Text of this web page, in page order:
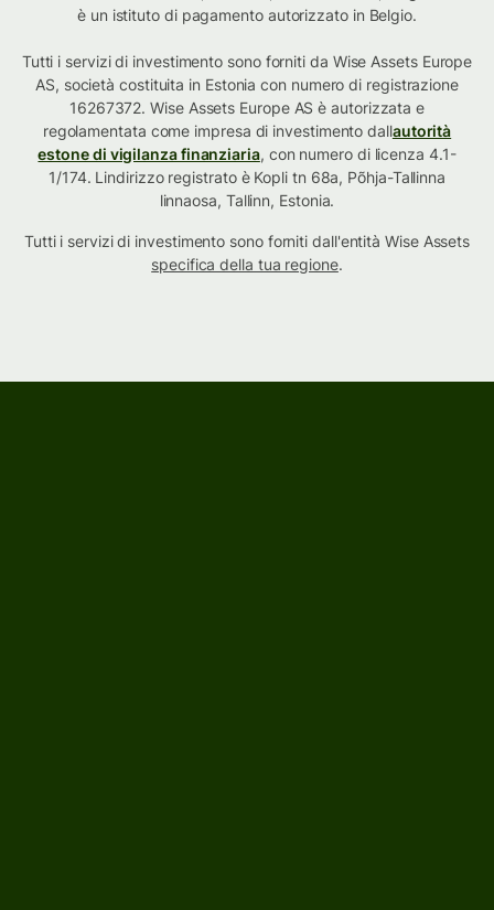
è un istituto di pagamento autorizzato in Belgio.
Tutti i servizi di investimento sono forniti da Wise Assets Europe
AS, società costituita in Estonia con numero di registrazione
16267372. Wise Assets Europe AS è autorizzata e
regolamentata come impresa di investimento dallautorità
estone di vigilanza finanziaria, con numero di licenza 4.1-
1/174. Lindirizzo registrato è Kopli tn 68a, Põhja-Tallinna
linnaosa, Tallinn, Estonia.
Tutti i servizi di investimento sono forniti dall'entità Wise Assets
specifica della tua regione.